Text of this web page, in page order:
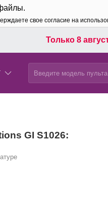
свое согласие на
Только 8
GI S1026: